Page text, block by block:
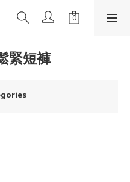
緊短褲